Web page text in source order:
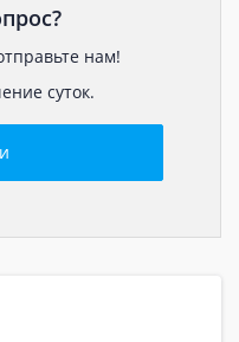
нам!
суток.